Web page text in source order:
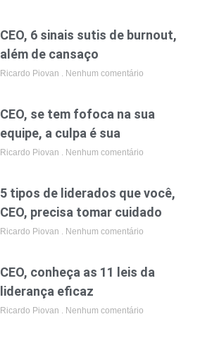
CEO, 6 sinais sutis de burnout,
além de cansaço
Ricardo Piovan Nenhum comentário
CEO, se tem fofoca na sua
equipe, a culpa é sua
Ricardo Piovan Nenhum comentário
5 tipos de liderados que você,
CEO, precisa tomar cuidado
Ricardo Piovan Nenhum comentário
CEO, conheça as 11 leis da
liderança eficaz
Ricardo Piovan Nenhum comentário